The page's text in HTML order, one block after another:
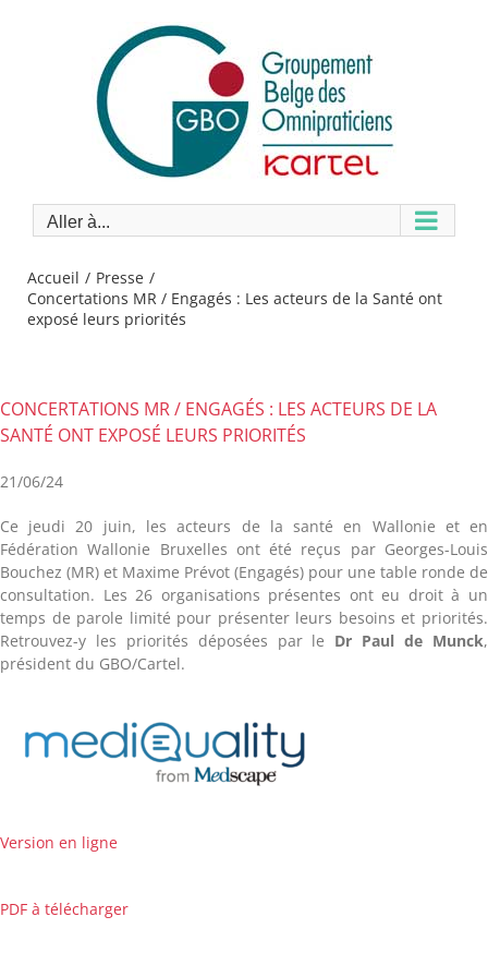
Aller à...
Accueil
Presse
Concertations MR / Engagés : Les acteurs de la Santé ont
exposé leurs priorités
CONCERTATIONS MR / ENGAGÉS : LES ACTEURS DE LA
SANTÉ ONT EXPOSÉ LEURS PRIORITÉS
21/06/24
Ce jeudi 20 juin, les acteurs de la santé en Wallonie et en
Fédération Wallonie Bruxelles ont été reçus par Georges-Louis
Bouchez (MR) et Maxime Prévot (Engagés) pour une table ronde de
consultation. Les 26 organisations présentes ont eu droit à un
temps de parole limité pour présenter leurs besoins et priorités.
Retrouvez-y les priorités déposées par le Dr Paul de Munck,
président du GBO/Cartel.
Version en ligne
PDF à télécharger